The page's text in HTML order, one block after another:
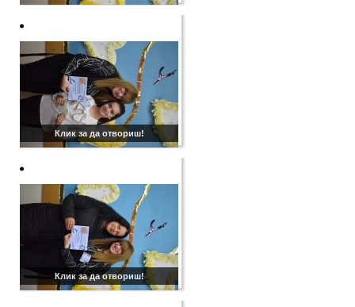
Клик за да отвориш!
Клик за да отвориш!